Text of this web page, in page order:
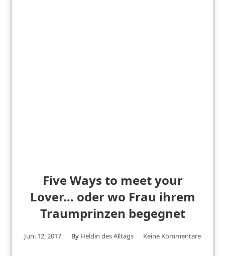
Five Ways to meet your
Lover… oder wo Frau ihrem
Traumprinzen begegnet
Juni 12, 2017 By Heldin des Alltags Keine Kommentare